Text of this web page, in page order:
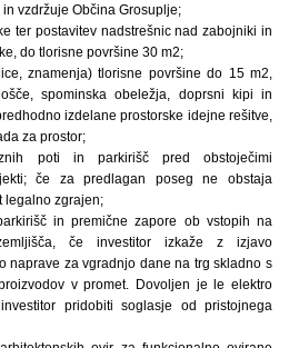
vzdržuje Občina Grosuplje;
ter postavitev nadstrešnic nad zabojniki in
do tlorisne površine 30 m2;
znamenja) tlorisne površine do 15 m2,
spominska obeležja, doprsni kipi in
izdelane prostorske idejne rešitve,
za prostor;
poti in parkirišč pred obstoječimi
če za predlagan poseg ne obstaja
legalno zgrajen;
in premične zapore ob vstopih na
če investitor izkaže z izjavo
naprave za vgradnjo dane na trg skladno s
v promet. Dovoljen je le elektro
pridobiti soglasje od pristojnega